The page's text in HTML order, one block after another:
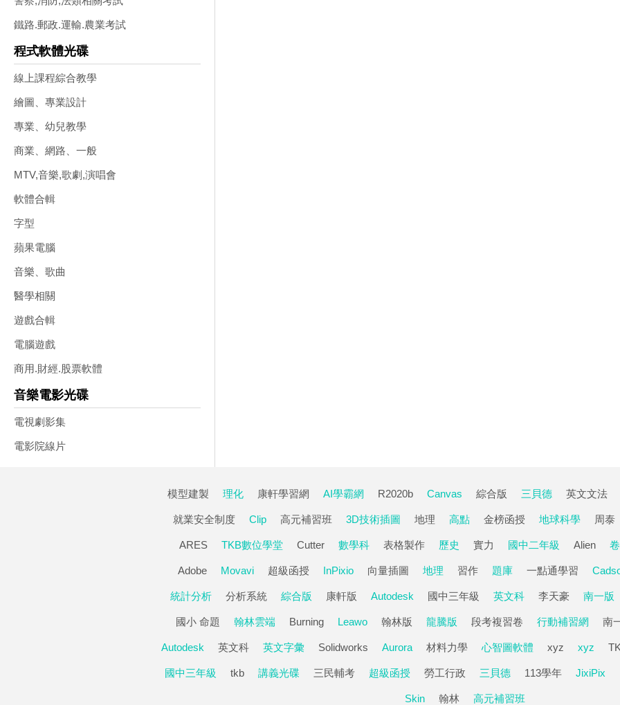
鐵路.郵政.運輸.農業考試
程式軟體光碟
線上課程綜合教學
繪圖、專業設計
專業、幼兒教學
商業、網路、一般
MTV,音樂,歌劇,演唱會
軟體合輯
字型
蘋果電腦
音樂、歌曲
醫學相關
遊戲合輯
電腦遊戲
商用.財經.股票軟體
音樂電影光碟
電視劇影集
電影院線片
模型建製 理化 康軒學習網 AI學霸網 R2020b Canvas 綜合版 三貝德 英文文法
就業安全制度 Clip 高元補習班 3D技術插圖 地理 高點 金榜函授 地球科學 周泰
ARES TKB數位學堂 Cutter 數學科 表格製作 歷史 實力 國中二年級 Alien
Adobe Movavi 超級函授 InPixio 向量插圖 地理 習作 題庫 一點通學習
統計分析 分析系統 綜合版 康軒版 Autodesk 國中三年級 英文科 李天豪 南一版
國小 命題 翰林雲端 Burning Leawo 翰林版 龍騰版 段考複習卷 行動補習網 南
Autodesk 英文科 英文字彙 Solidworks Aurora 材料力學 心智圖軟體 xyz xyz
國中三年級 tkb 講義光碟 三民輔考 超級函授 勞工行政 三貝德 113學年 JixiPix
Skin 翰林 高元補習班